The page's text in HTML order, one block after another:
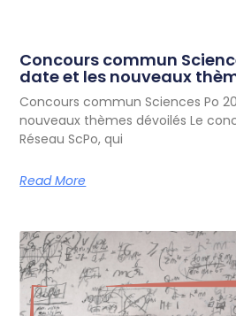
Concours commun
date et les nouveaux
Concours commun Sciences Po
nouveaux thèmes dévoilés Le
Réseau ScPo, qui
Read More